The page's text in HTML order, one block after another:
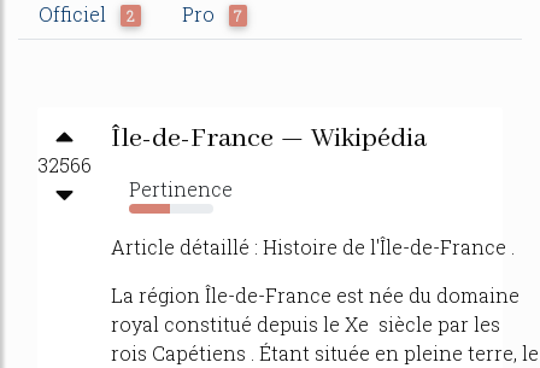
Officiel 2 Pro 7
32566
Île-de-France — Wikipédia
Pertinence
48%
Article détaillé : Histoire de l'Île-de-France .
La région Île-de-France est née du domaine
royal constitué depuis le Xe siècle par les
rois Capétiens . Étant située en pleine terre, le